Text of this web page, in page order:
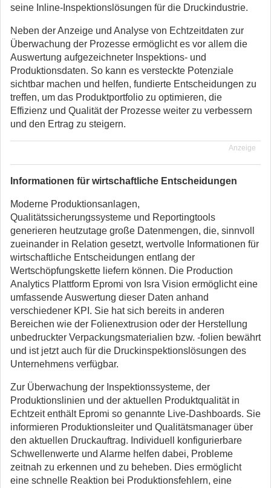
seine Inline-Inspektionslösungen für die Druckindustrie.
Neben der Anzeige und Analyse von Echtzeitdaten zur
Überwachung der Prozesse ermöglicht es vor allem die
Auswertung aufgezeichneter Inspektions- und
Produktionsdaten. So kann es versteckte Potenziale
sichtbar machen und helfen, fundierte Entscheidungen zu
treffen, um das Produktportfolio zu optimieren, die
Effizienz und Qualität der Prozesse weiter zu verbessern
und den Ertrag zu steigern.
Anzeige
Informationen für wirtschaftliche Entscheidungen
Moderne Produktionsanlagen,
Qualitätssicherungssysteme und Reportingtools
generieren heutzutage große Datenmengen, die, sinnvoll
zueinander in Relation gesetzt, wertvolle Informationen für
wirtschaftliche Entscheidungen entlang der
Wertschöpfungskette liefern können. Die Production
Analytics Plattform Epromi von Isra Vision ermöglicht eine
umfassende Auswertung dieser Daten anhand
verschiedener KPI. Sie hat sich bereits in anderen
Bereichen wie der Folienextrusion oder der Herstellung
unbedruckter Verpackungsmaterialien bzw. -folien bewährt
und ist jetzt auch für die Druckinspektionslösungen des
Unternehmens verfügbar.
Zur Überwachung der Inspektionssysteme, der
Produktionslinien und der aktuellen Produktqualität in
Echtzeit enthält Epromi so genannte Live-Dashboards. Sie
informieren Produktionsleiter und Qualitätsmanager über
den aktuellen Druckauftrag. Individuell konfigurierbare
Schwellenwerte und Alarme helfen dabei, Probleme
zeitnah zu erkennen und zu beheben. Dies ermöglicht
eine schnelle Reaktion bei Produktionsfehlern, eine